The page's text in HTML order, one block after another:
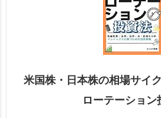
米国株・日本株の相場サイ
ローテーション